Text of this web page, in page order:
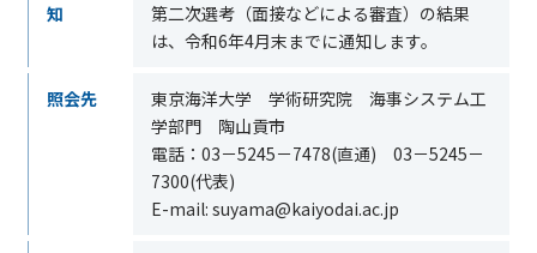
知
第二次選考（面接などによる審査）の結果
は、令和6年4月末までに通知します。
照会先
東京海洋大学 学術研究院 海事システム工
学部門 陶山貢市
電話： 03－5245－7478(直通) 03－5245－
7300(代表)
E-mail: suyama@kaiyodai.ac.jp